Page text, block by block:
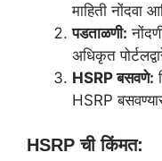
माहिती नोंदवा
पडताळणी:
अधिकृत
HSRP बसवणे:
HSRP
HSRP ची किंमत: